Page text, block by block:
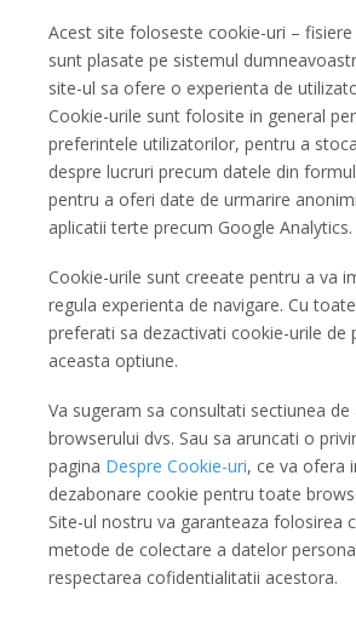
Acest site foloseste cookie-uri –
sunt plasate pe sistemul
site-ul sa ofere o experienta de
Cookie-urile sunt folosite in general
preferintele utilizatorilor, pentru a
despre lucruri precum datele din
pentru a oferi date de urmarire
aplicatii terte precum Google Analytics.
Cookie-urile sunt creeate pentru a va
regula experienta de navigare. Cu
preferati sa dezactivati cookie-urile de
aceasta optiune.
Va sugeram sa consultati sectiunea
browserului dvs. Sau sa aruncati o
pagina Despre Cookie-uri, ce va ofera
dezabonare cookie pentru toate
Site-ul nostru va garanteaza folosirea
metode de colectare a datelor
respectarea cofidentialitatii acestora.